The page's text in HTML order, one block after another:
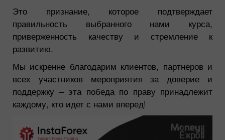
Это признание, которое подтверждает
правильность выбранного нами курса,
приверженность качеству и стремление к
развитию.
Мы искренне благодарим клиентов, партнеров и
всех участников мероприятия за доверие и
поддержку – эта победа по праву принадлежит
каждому, кто идет с нами вперед!